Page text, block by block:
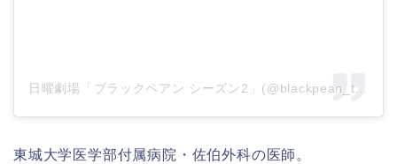
東城大学医学部付属病院・佐伯外科の医師。